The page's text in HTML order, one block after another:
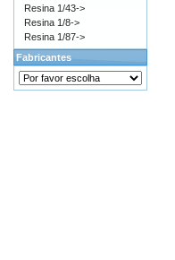
Resina 1/43->
Resina 1/8->
Resina 1/87->
Fabricantes